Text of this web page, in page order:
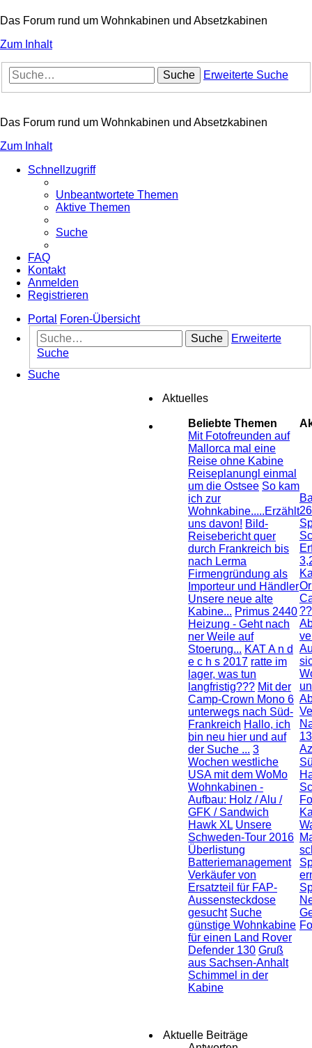
Das Forum rund um Wohnkabinen und Absetzkabinen
Zum Inhalt
Suche Erweiterte Suche
Das Forum rund um Wohnkabinen und Absetzkabinen
Zum Inhalt
Schnellzugriff
Unbeantwortete Themen
Aktive Themen
Suche
FAQ
Kontakt
Anmelden
Registrieren
Portal
Foren-Übersicht
Suche
Erweiterte
Suche
Suche
Aktuelles
Beliebte Themen
Mit Fotofreunden auf
Mallorca mal eine
Reise ohne Kabine
Reiseplanungl einmal
um die Ostsee So kam
ich zur
Wohnkabine.....Erzählt
uns davon! Bild-
Reisebericht quer
durch Frankreich bis
nach Lerma
Firmengründung als
Importeur und Händler
Unsere neue alte
Kabine... Primus 2440
Heizung - Geht nach
ner Weile auf
Stoerung... KAT A n d
e c h s 2017 ratte im
lager, was tun
langfristig??? Mit der
Camp-Crown Mono 6
unterwegs nach Süd-
Frankreich Hallo, ich
bin neu hier und auf
der Suche ... 3
Wochen westliche
USA mit dem WoMo
Wohnkabinen -
Aufbau: Holz / Alu /
GFK / Sandwich
Hawk XL Unsere
Schweden-Tour 2016
Überlistung
Batteriemanagement
Verkäufer von
Ersatzteil für FAP-
Aussensteckdose
gesucht Suche
günstige Wohnkabine
für einen Land Rover
Defender 130 Gruß
aus Sachsen-Anhalt
Schimmel in der
Kabine
??
Aktuelle Beiträge